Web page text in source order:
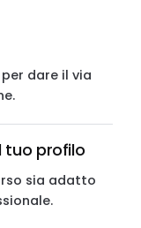
dare il via
tuo profilo
sia adatto